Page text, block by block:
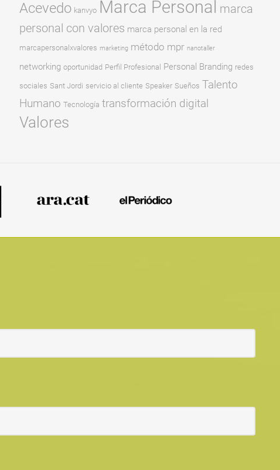
Acevedo kanvyo Marca Personal marca
personal con valores marca personal en la red
marcapersonalxvalores marketing método mpr nanotaller
networking oportunidad Perfil Profesional Personal Branding redes
sociales Sant Jordi servicio al cliente Speaker Sueños Talento
Humano Tecnología transformación digital
Valores